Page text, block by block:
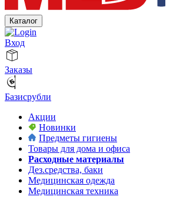
Каталог
Вход
Заказы
Базисрубли
Акции
Новинки
Предметы гигиены
Товары для дома и офиса
Расходные материалы
Дез.средства, баки
Медицинская одежда
Медицинская техника